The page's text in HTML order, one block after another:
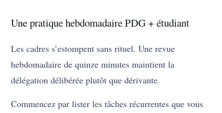
Une pratique hebdomadaire PDG + étudiant
Les cadres s’estompent sans rituel. Une revue
hebdomadaire de quinze minutes maintient la
délégation délibérée plutôt que dérivante.
Commencez par lister les tâches récurrentes que vous